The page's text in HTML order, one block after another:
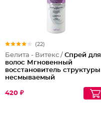
(22)
Белита - Витекс / Спрей для
волос Мгновенный
восстановитель структуры
несмываемый
420 ₽